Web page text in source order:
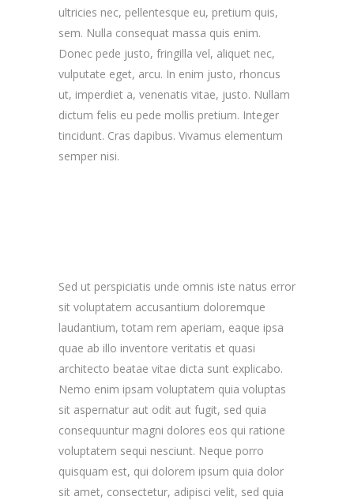
ultricies nec, pellentesque eu, pretium quis,
sem. Nulla consequat massa quis enim.
Donec pede justo, fringilla vel, aliquet nec,
vulputate eget, arcu. In enim justo, rhoncus
ut, imperdiet a, venenatis vitae, justo. Nullam
dictum felis eu pede mollis pretium. Integer
tincidunt. Cras dapibus. Vivamus elementum
semper nisi.
Sed ut perspiciatis unde omnis iste natus error
sit voluptatem accusantium doloremque
laudantium, totam rem aperiam, eaque ipsa
quae ab illo inventore veritatis et quasi
architecto beatae vitae dicta sunt explicabo.
Nemo enim ipsam voluptatem quia voluptas
sit aspernatur aut odit aut fugit, sed quia
consequuntur magni dolores eos qui ratione
voluptatem sequi nesciunt. Neque porro
quisquam est, qui dolorem ipsum quia dolor
sit amet, consectetur, adipisci velit, sed quia